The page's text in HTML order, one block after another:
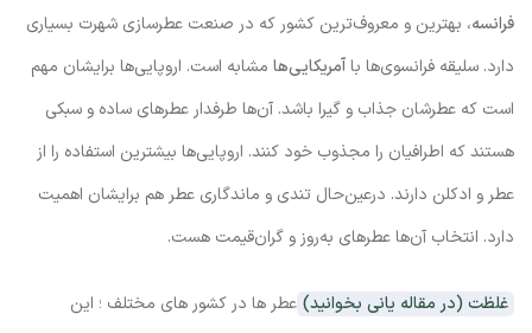
فرانسه، بهترین و معروف‌ترین کشور که در صنعت عطرسازی شهرت بسیاری
دارد. سلیقه فرانسوی‌ها باآمریکایی‌ها مشابه است. اروپایی‌ها برایشان مهم
است که عطرشان جذاب و گیرا باشد. آن‌ها طرفدار عطرهای ساده و سبکی
هستند که اطرافیان را مجذوب خود کنند. اروپایی‌ها بیشترین استفاده را از
عطر و ادکلن دارند. درعین‌حال تندی و ماندگاری عطر هم برایشان اهمیت
دارد. انتخاب آن‌ها عطرهای به‌روز و گران‌قیمت هست.
غلظت (در مقاله یانی بخوانید) عطر ها در کشور های مختلف ؛ این